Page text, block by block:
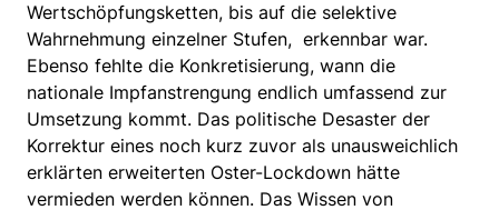
Wertschöpfungsketten, bis auf die selektive
Wahrnehmung einzelner Stufen, erkennbar war.
Ebenso fehlte die Konkretisierung, wann die
nationale Impfanstrengung endlich umfassend zur
Umsetzung kommt. Das politische Desaster der
Korrektur eines noch kurz zuvor als unausweichlich
erklärten erweiterten Oster-Lockdown hätte
vermieden werden können. Das Wissen von